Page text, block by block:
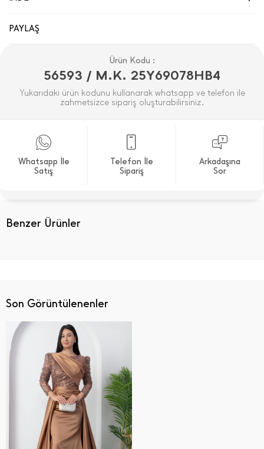
PAYLAŞ
Ürün Kodu :
56593 / M.K. 25Y69078HB4
Yukarıdaki ürün kodunu kullanarak whatsapp ve telefon ile
zahmetsizce sipariş oluşturabilirsiniz.
Whatsapp İle
Satış
Telefon İle
Sipariş
Arkadaşına
Sor
Benzer Ürünler
Son Görüntülenenler